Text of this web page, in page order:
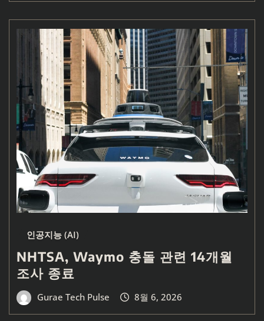
인공지능 (AI)
NHTSA, Waymo 충돌 관련 14개월
조사 종료
Gurae Tech Pulse 8월 6, 2026